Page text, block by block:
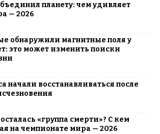
планету: чем удивляет
— 2026
обнаружили магнитные поля у
это может изменить поиски
начали восстанавливаться после
«группа смерти»? С кем
на чемпионате мира — 2026